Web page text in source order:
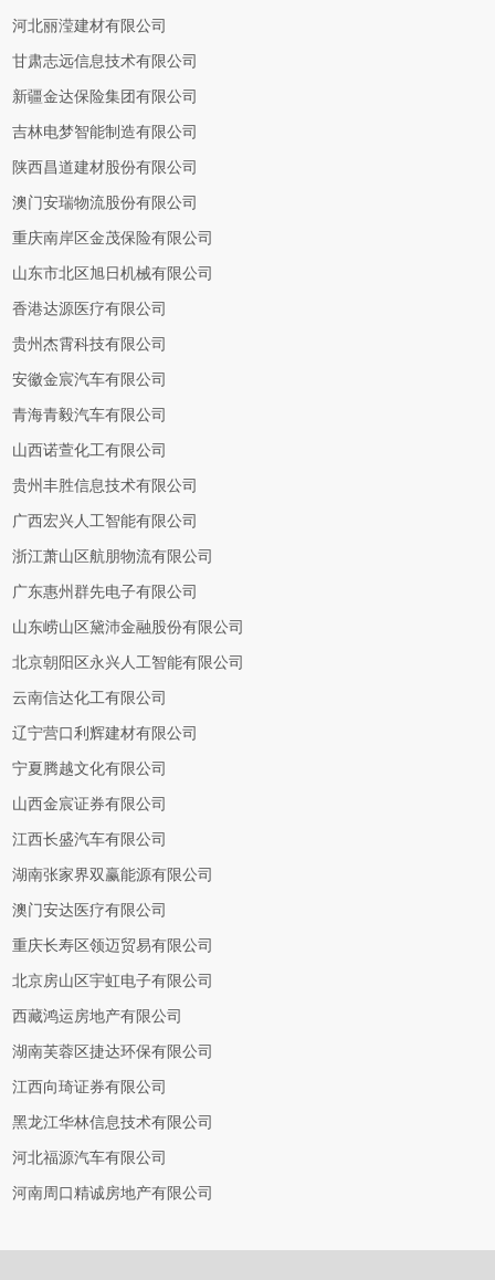
河北丽滢建材有限公司
甘肃志远信息技术有限公司
新疆金达保险集团有限公司
吉林电梦智能制造有限公司
陕西昌道建材股份有限公司
澳门安瑞物流股份有限公司
重庆南岸区金茂保险有限公司
山东市北区旭日机械有限公司
香港达源医疗有限公司
贵州杰霄科技有限公司
安徽金宸汽车有限公司
青海青毅汽车有限公司
山西诺萱化工有限公司
贵州丰胜信息技术有限公司
广西宏兴人工智能有限公司
浙江萧山区航朋物流有限公司
广东惠州群先电子有限公司
山东崂山区黛沛金融股份有限公司
北京朝阳区永兴人工智能有限公司
云南信达化工有限公司
辽宁营口利辉建材有限公司
宁夏腾越文化有限公司
山西金宸证券有限公司
江西长盛汽车有限公司
湖南张家界双赢能源有限公司
澳门安达医疗有限公司
重庆长寿区领迈贸易有限公司
北京房山区宇虹电子有限公司
西藏鸿运房地产有限公司
湖南芙蓉区捷达环保有限公司
江西向琦证券有限公司
黑龙江华林信息技术有限公司
河北福源汽车有限公司
河南周口精诚房地产有限公司